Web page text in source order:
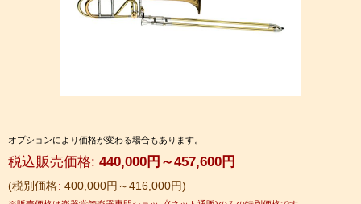
税別価格: 400,000円 ～416,000円
税込 : 440,000円 ～457,600円
オプションにより価格が変わる場合もあります。